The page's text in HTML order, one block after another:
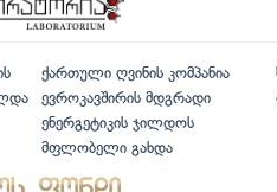
ქართული ღვინის კომპანია
ევროკავშირის მდგრადი
ენერგეტიკის ჯილდოს
მფლობელი გახდა